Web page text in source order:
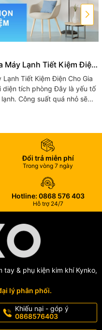
Máy Lạnh Tiết Kiệm Điện
Lạnh Tiết Kiệm Điện Cho Gia
Công suất quá nhỏ sẽ...
Đổi trả miễn phí
Trong vòng 7 ngày
Hotline: 0868 576 403
Hỗ trợ 24/7
tay & phụ kiện kim khí Kynko,
lý phân phối.
Khiếu nại - góp ý
0868576403